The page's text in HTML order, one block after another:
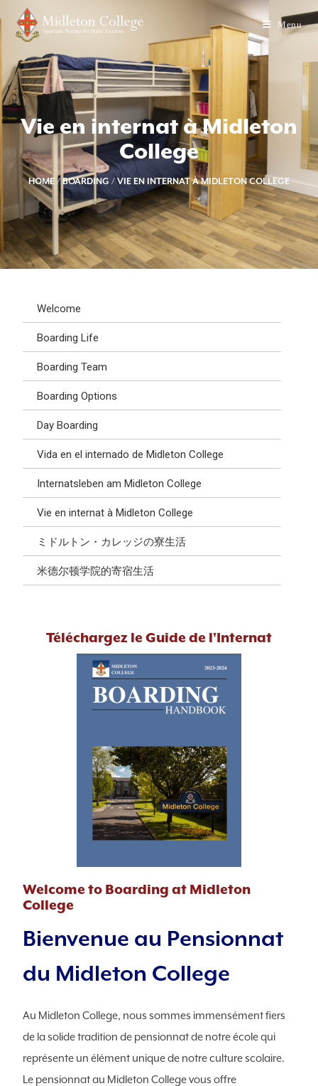
Menu
Vie en internat à Midleton
College
HOME / BOARDING /VIE EN INTERNAT À MIDLETON COLLEGE
Welcome
Boarding Life
Boarding Team
Boarding Options
Day Boarding
Vida en el internado de Midleton College
Internatsleben am Midleton College
Vie en internat à Midleton College
ミドルトン・カレッジの寮生活
米德尔顿学院的寄宿生活
Téléchargez le Guide de l'Internat
Welcome to Boarding at Midleton
College
Bienvenue au Pensionnat
du Midleton College
Au Midleton College, nous sommes immensément fiers
de la solide tradition de pensionnat de notre école qui
représente un élément unique de notre culture scolaire.
Le pensionnat au Midleton College vous offre